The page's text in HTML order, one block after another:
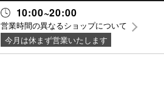
10:00~20:00
営業時間の異なるショップについて
今月は休まず営業いたします